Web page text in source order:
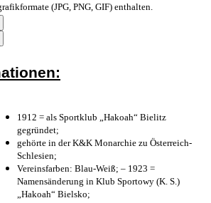
(JPG, PNG, GIF) enthalten.
1912 = als Sportklub „Hakoah“ Bielitz
gegründet;
gehörte in der K&K Monarchie zu Österreich-
Schlesien;
Vereinsfarben: Blau-Weiß; – 1923 =
Namensänderung in Klub Sportowy (K. S.)
„Hakoah“ Bielsko;